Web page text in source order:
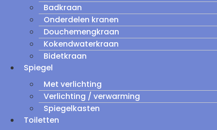
Badkraan
Onderdelen kranen
Douchemengkraan
Kokendwaterkraan
Bidetkraan
Spiegel
Met verlichting
Verlichting / verwarming
Spiegelkasten
Toiletten